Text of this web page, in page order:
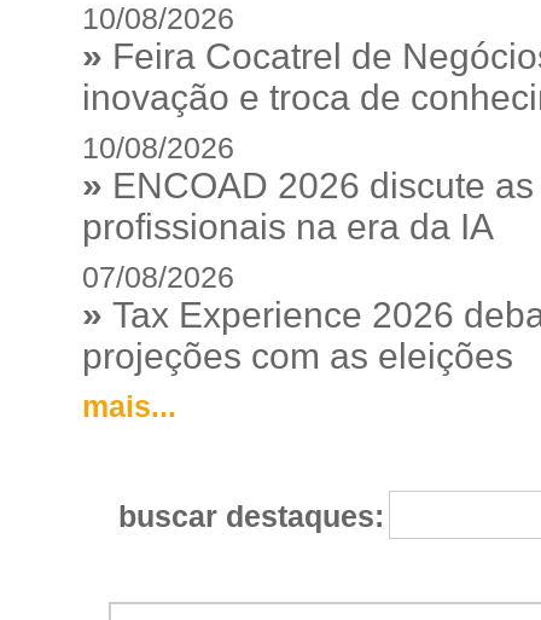
10/08/2026
» Feira Cocatrel de
inovação e troca de
10/08/2026
» ENCOAD 2026 discute
profissionais na era da IA
07/08/2026
» Tax Experience 2026
projeções com as eleições
mais...
buscar destaques: